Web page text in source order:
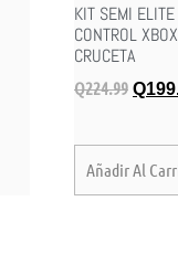
KIT SEMI ELITE
CONTROL
CRUCETA
Q224.99 Q
Añadir Al